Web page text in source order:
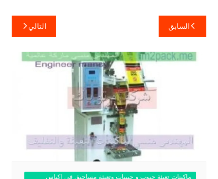
تصفّح
المقالات
السابق التالي
ماكينات تعبئة حبوب و حبيبات وتعبئة مساحيق في اكياس